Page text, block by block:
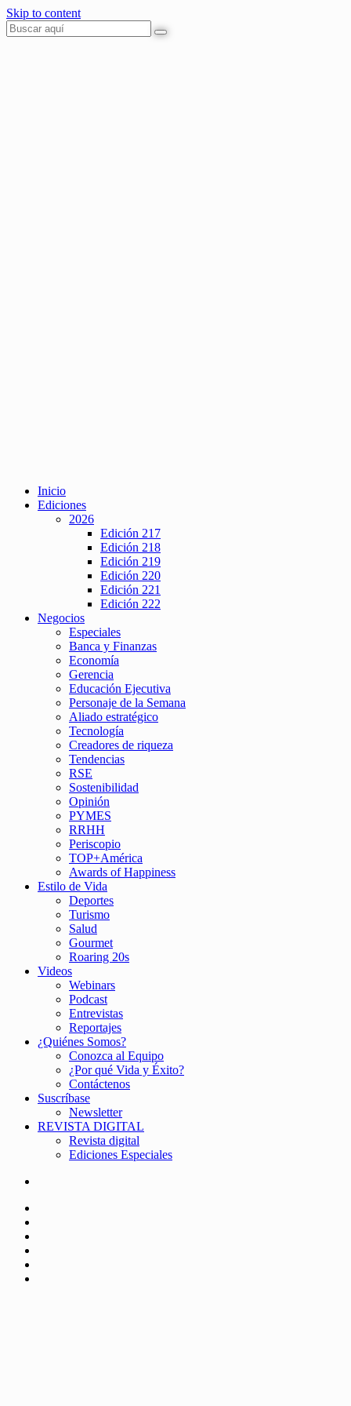
Skip to content
Inicio
Ediciones
2026
Edición 217
Edición 218
Edición 219
Edición 220
Edición 221
Edición 222
Negocios
Especiales
Banca y Finanzas
Economía
Gerencia
Educación Ejecutiva
Personaje de la Semana
Aliado estratégico
Tecnología
Creadores de riqueza
Tendencias
RSE
Sostenibilidad
Opinión
PYMES
RRHH
Periscopio
TOP+América
Awards of Happiness
Estilo de Vida
Deportes
Turismo
Salud
Gourmet
Roaring 20s
Videos
Webinars
Podcast
Entrevistas
Reportajes
¿Quiénes Somos?
Conozca al Equipo
¿Por qué Vida y Éxito?
Contáctenos
Suscríbase
Newsletter
REVISTA DIGITAL
Revista digital
Ediciones Especiales